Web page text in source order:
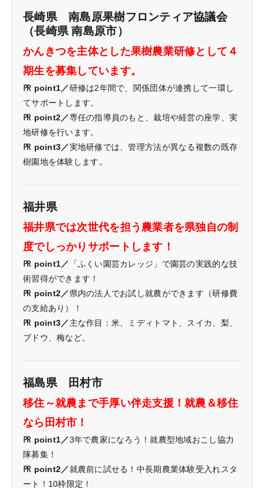
長崎県 南島原果樹フロンティア協議会
（長崎県 南島原市）
かんきつを主体とした果樹農業研修として４
期生を募集しています。
㏚ point1／研修は2年間で、関係団体が連携して一環し
てサポートします。
㏚ point2／専任の指導員のもと、栽培や経営の座学、実
地研修を行います。
㏚ point3／実地研修では、管理方法が異なる複数の既存
樹園地を体験します。
福井県
福井県では次世代を担う農業者を県独自の制
度でしっかりサポートします！
㏚ point1／ 「ふくい園芸カレッジ」で園芸の実践的な技
術習得ができます！
㏚ point2／県内の法人でお試し就農ができます（研修費
の支給あり）！
㏚ point3／主な作目：米、ミディトマト、スイカ、梨、
ブドウ、梅など。
福島県 田村市
移住～就農まで手厚い伴走支援！就農＆移住
なら田村市！
㏚ point1／3年で農家になろう！就農型地域おこし協力
隊募集！
㏚ point2／就農前に試せる！中長期農業体験受入れスタ
ート！10枠限定！